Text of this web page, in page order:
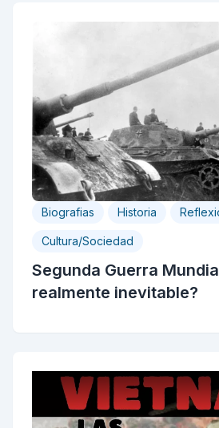
Biografias Historia
Cultura/Sociedad
Segunda Guerra
realmente inevitable?